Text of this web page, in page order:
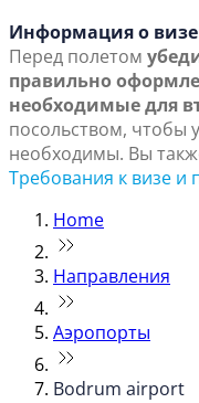
Информация о визе
Перед полетом
правильно
необходимые для
посольством, чтобы
необходимы. Вы
Требования к визе и
Home
Направления
Аэропорты
Bodrum airport